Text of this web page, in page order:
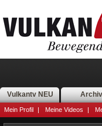
Vulkantv NEU Archiv
Mein Profil | Meine Videos |